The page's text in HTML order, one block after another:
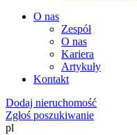
O nas
Zespół
O nas
Kariera
Artykuły
Kontakt
Dodaj nieruchomość
Zgłoś poszukiwanie
pl